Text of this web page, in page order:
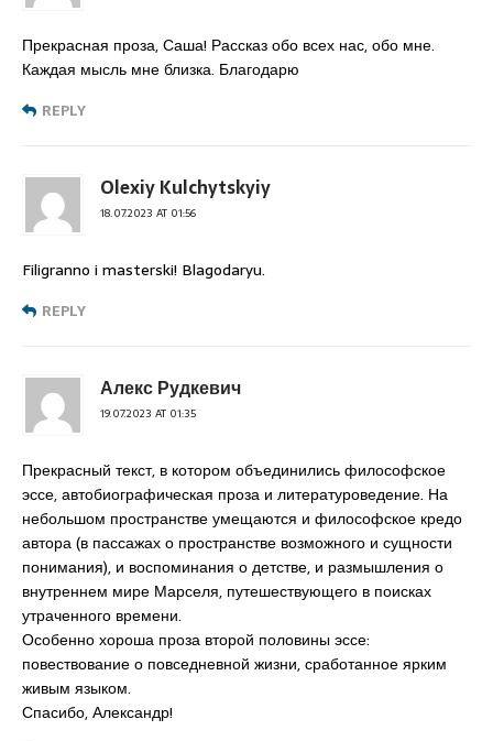
Прекрасная проза, Саша! Рассказ обо всех нас, обо мне.
Каждая мысль мне близка. Благодарю
REPLY
Olexiy Kulchytskyiy
18.07.2023 AT 01:56
Filigranno i masterski! Blagodaryu.
REPLY
Алекс Рудкевич
19.07.2023 AT 01:35
Прекрасный текст, в котором объединились философское
эссе, автобиографическая проза и литературоведение. На
небольшом пространстве умещаются и философское кредо
автора (в пассажах о пространстве возможного и сущности
понимания), и воспоминания о детстве, и размышления о
внутреннем мире Марселя, путешествующего в поисках
утраченного времени.
Особенно хороша проза второй половины эссе:
повествование о повседневной жизни, сработанное ярким
живым языком.
Спасибо, Александр!